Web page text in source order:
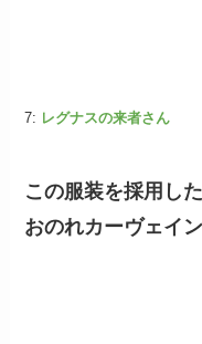
7: レグナスの来者さん
この服装を採用し
おのれカーヴェイン